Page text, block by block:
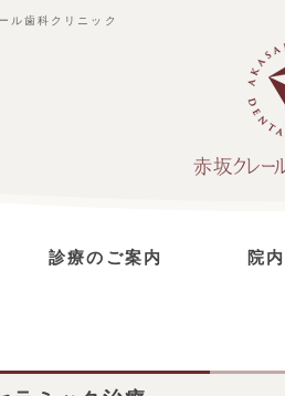
ル歯科クリニック
診療のご案内 院